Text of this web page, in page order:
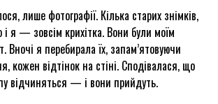
лише фотографії. Кілька старих знімків,
я — зовсім крихітка. Вони були моїм
Вночі я перебирала їх, запам’ятовуючи
кожен відтінок на стіні. Сподівалася, що
відчиняться — і вони прийдуть.